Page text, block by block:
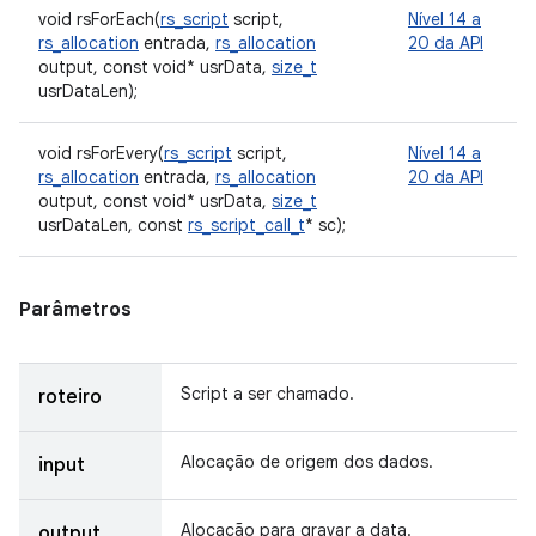
void rsForEach(rs_script script,
rs_allocation entrada, rs_allocation
output, const void* usrData, size_t
usrDataLen);
Nível 14 a
20 da API
void rsForEvery(rs_script script,
rs_allocation entrada, rs_allocation
output, const void* usrData, size_t
usrDataLen, const rs_script_call_t* sc);
Nível 14 a
20 da API
Parâmetros
roteiro Script a ser chamado.
input Alocação de origem dos dados.
Alocação para gravar a data.